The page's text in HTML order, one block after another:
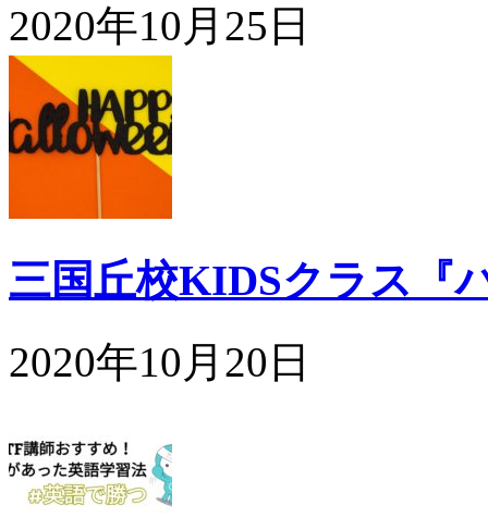
2020年10月25日
三国丘校KIDSクラス『
2020年10月20日